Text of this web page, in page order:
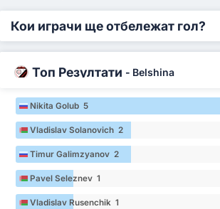
Кои играчи ще отбележат гол?
Топ Резултати - Belshina
Nikita Golub 5
Vladislav Solanovich 2
Timur Galimzyanov 2
Pavel Seleznev 1
Vladislav Rusenchik 1